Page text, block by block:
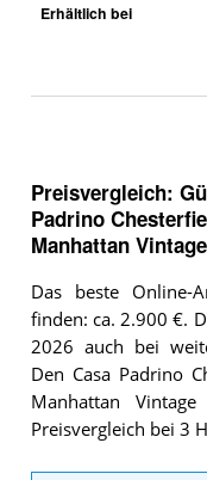
Erhältlich bei
Preisvergleich:
Padrino
Manhattan Vintage
Das beste Online-
finden: ca. 2.900 €.
2026 auch bei
Den Casa Padrino
Manhattan
Preisvergleich bei 3